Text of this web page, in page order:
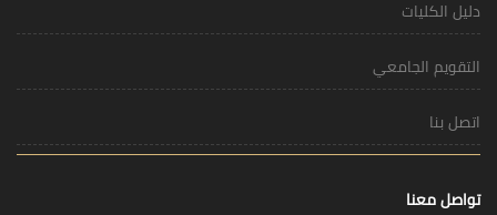
دليل الكليات
التقويم الجامعي
اتصل بنا
تواصل معنا